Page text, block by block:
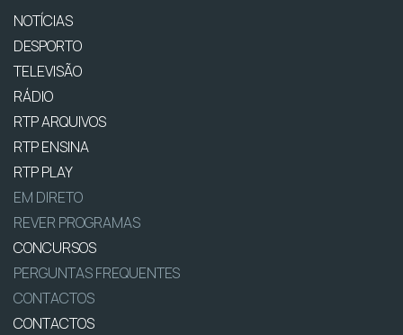
NOTÍCIAS
DESPORTO
TELEVISÃO
RÁDIO
RTP ARQUIVOS
RTP ENSINA
RTP PLAY
EM DIRETO
REVER PROGRAMAS
CONCURSOS
PERGUNTAS FREQUENTES
CONTACTOS
CONTACTOS